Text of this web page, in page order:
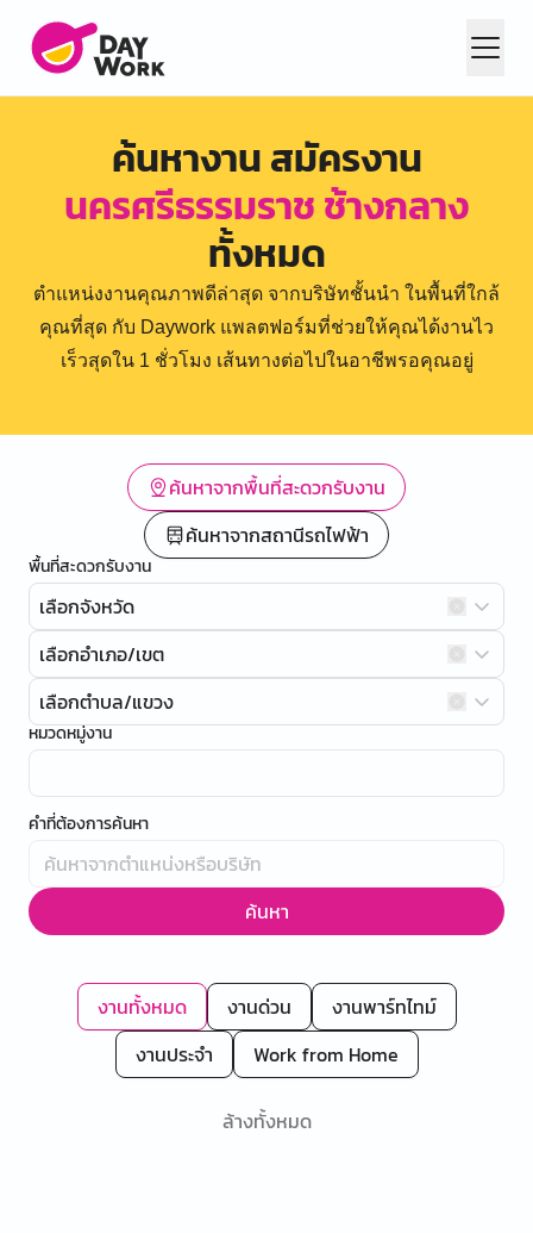
ค้นหางาน สมัครงาน
นครศรีธรรมราช ช้างกลาง
ทั้งหมด
ตำแหน่งงานคุณภาพดีล่าสุด จากบริษัทชั้นนำ ในพื้นที่ใกล้
คุณที่สุด กับ Daywork แพลตฟอร์มที่ช่วยให้คุณได้งานไว
เร็วสุดใน 1 ชั่วโมง เส้นทางต่อไปในอาชีพรอคุณอยู่
ค้นหาจากพื้นที่สะดวกรับงาน
ค้นหาจากสถานีรถไฟฟ้า
พื้นที่สะดวกรับงาน
เลือกจังหวัด
เลือกอำเภอ/เขต
เลือกตำบล/แขวง
หมวดหมู่งาน
คำที่ต้องการค้นหา
ค้นหา
งานทั้งหมด งานด่วน
งานพาร์ทไทม์
งานประจำ
Work from Home
ล้างทั้งหมด